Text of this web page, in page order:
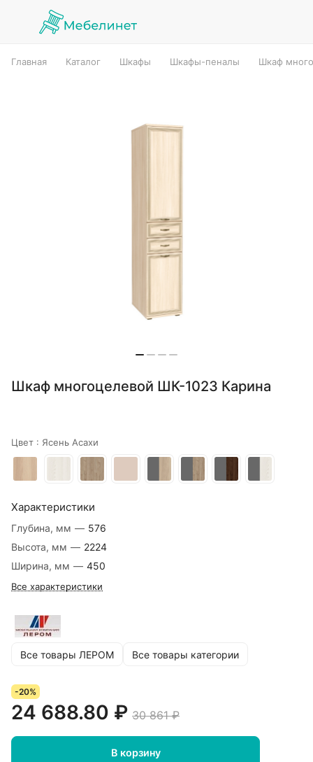
Главная Каталог Шкафы Шкафы-пеналы Шкаф
Шкаф многоцелевой ШК-1023 Карина
Цвет : Ясень Асахи
Характеристики
Глубина, мм — 576
Высота, мм — 2224
Ширина, мм — 450
Все характеристики
Все товары ЛЕРОМ Все товары категории
-20%
24 688.80 ₽ 30 861 ₽
В корзину